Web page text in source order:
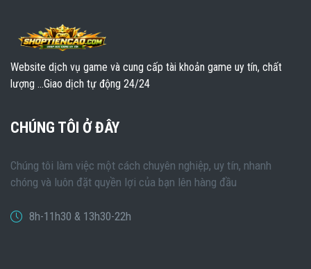
Website dịch vụ game và cung cấp tài khoản game uy tín, chất
lượng ...Giao dịch tự động 24/24
CHÚNG TÔI Ở ĐÂY
Chúng tôi làm việc một cách chuyên nghiệp, uy tín, nhanh
chóng và luôn đặt quyền lợi của bạn lên hàng đầu
8h-11h30 & 13h30-22h